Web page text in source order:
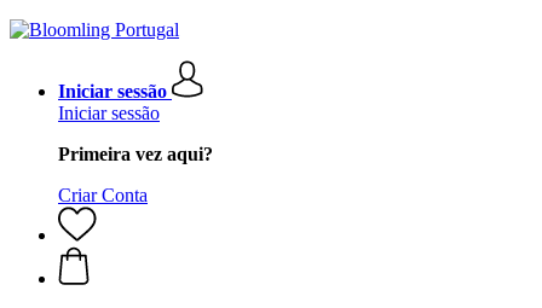
Iniciar sessão
Iniciar sessão
Primeira vez aqui?
Criar Conta